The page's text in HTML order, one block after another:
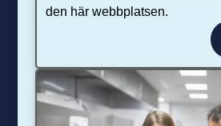
den här webbplatsen.